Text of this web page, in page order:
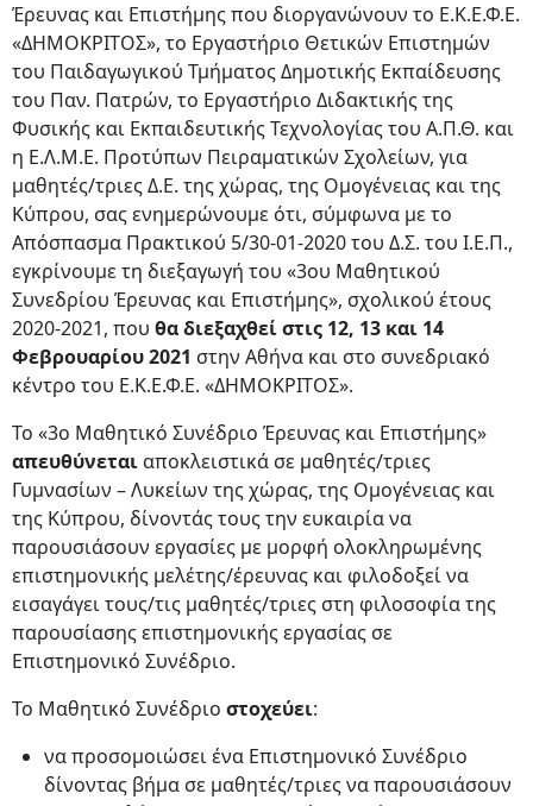
Έρευνας και Επιστήμης που διοργανώνουν το Ε.Κ.Ε.Φ.Ε.
«ΔΗΜΟΚΡΙΤΟΣ», το Εργαστήριο Θετικών Επιστημών
του Παιδαγωγικού Τμήματος Δημοτικής Εκπαίδευσης
του Παν. Πατρών, το Εργαστήριο Διδακτικής της
Φυσικής και Εκπαιδευτικής Τεχνολογίας του Α.Π.Θ. και
η Ε.Λ.Μ.Ε. Προτύπων Πειραματικών Σχολείων, για
μαθητές/τριες Δ.Ε. της χώρας, της Ομογένειας και της
Κύπρου, σας ενημερώνουμε ότι, σύμφωνα με το
Απόσπασμα Πρακτικού 5/30-01-2020 του Δ.Σ. του Ι.Ε.Π.,
εγκρίνουμε τη διεξαγωγή του «3ου Μαθητικού
Συνεδρίου Έρευνας και Επιστήμης», σχολικού έτους
2020-2021, που θα διεξαχθεί στις 12, 13 και 14
Φεβρουαρίου 2021 στην Αθήνα και στο συνεδριακό
κέντρο του Ε.Κ.Ε.Φ.Ε. «ΔΗΜΟΚΡΙΤΟΣ».
Το «3ο Μαθητικό Συνέδριο Έρευνας και Επιστήμης»
απευθύνεταιαποκλειστικά σε μαθητές/τριες
Γυμνασίων – Λυκείων της χώρας, της Ομογένειας και
της Κύπρου, δίνοντάς τους την ευκαιρία να
παρουσιάσουν εργασίες με μορφή ολοκληρωμένης
επιστημονικής μελέτης/έρευνας και φιλοδοξεί να
εισαγάγει τους/τις μαθητές/τριες στη φιλοσοφία της
παρουσίασης επιστημονικής εργασίας σε
Επιστημονικό Συνέδριο.
Το Μαθητικό Συνέδριο στοχεύει:
να προσομοιώσει ένα Επιστημονικό Συνέδριο
δίνοντας βήμα σε μαθητές/τριες να παρουσιάσουν